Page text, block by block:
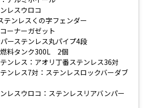
レスウロコ
テンレスくの字フェンダー
ーナーガゼット
ーステンレス丸パイプ4段
燃料タンク300L 2個
ンレス：アオリ丁番ステンレス36対
ンレス7対：ステンレスロックバーダブ
レスウロコ：ステンレスリアバンパー